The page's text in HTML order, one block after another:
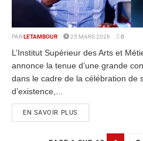
PAR LETAMBOUR 25 MARS 2026 0
L’Institut Supérieur des Arts et
annonce la tenue d’une grande
dans le cadre de la célébration de
d’existence,...
EN SAVOIR PLUS